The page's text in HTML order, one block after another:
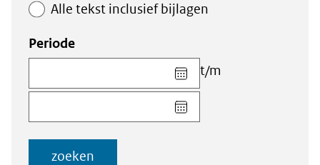
Alle tekst inclusief bijlagen
Periode
Kies
datum
voor
veld
t/m
Kies
datum
zoeken